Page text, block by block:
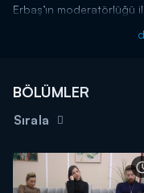
Erbaş’ın moderatörlüğü
BÖLÜMLER
Sırala